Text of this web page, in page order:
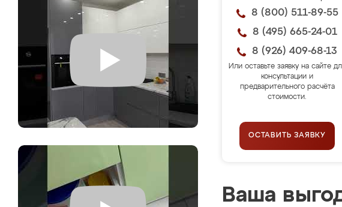
8 (800) 511-89-55
8 (495) 665-24-01
8 (926) 409-68-13
Или оставьте заявку на сайте
консультации и
предварительного расчёта
стоимости.
ОСТАВИТЬ ЗАЯВКУ
Ваша